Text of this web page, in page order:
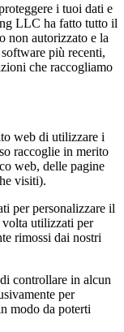
i tuoi dati e
LLC ha fatto tutto il
non autorizzato e la
più recenti,
che raccogliamo
web di utilizzare i
raccoglie in merito
web, delle pagine
visiti).
per personalizzare il
volta utilizzati per
rimossi dai nostri
controllare in alcun
per
modo da poterti